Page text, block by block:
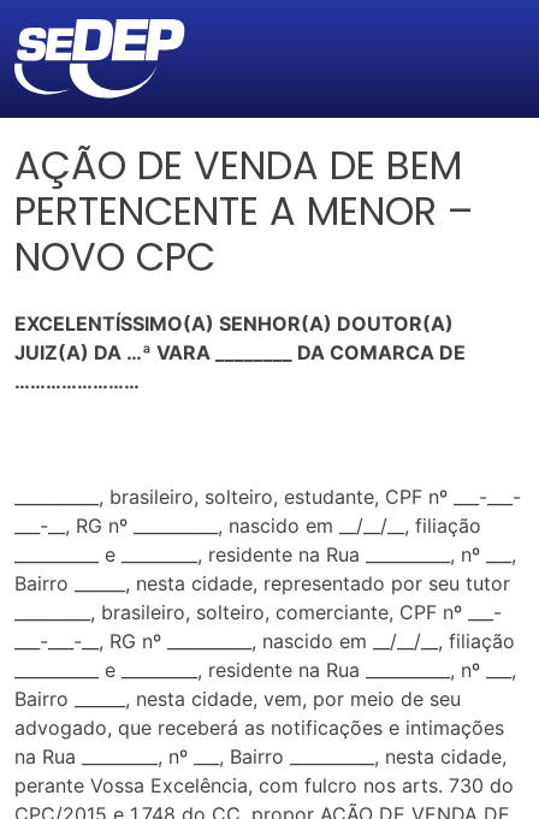
AÇÃO DE VENDA DE BEM
PERTENCENTE A MENOR –
NOVO CPC
EXCELENTÍSSIMO(A) SENHOR(A) DOUTOR(A)
JUIZ(A) DA …ª VARA ________ DA COMARCA DE
……………………
__________, brasileiro, solteiro, estudante, CPF nº ___-___-
___-__, RG nº __________, nascido em __/__/__, filiação
__________ e _________, residente na Rua __________, nº ___,
Bairro ______, nesta cidade, representado por seu tutor
_________, brasileiro, solteiro, comerciante, CPF nº ___-
___-___-__, RG nº __________, nascido em __/__/__, filiação
__________ e _________, residente na Rua __________, nº ___,
Bairro ______, nesta cidade, vem, por meio de seu
advogado, que receberá as notificações e intimações
na Rua _________, nº ___, Bairro __________, nesta cidade,
perante Vossa Excelência, com fulcro nos arts. 730 do